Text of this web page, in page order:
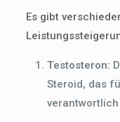
Es gibt
Testosteron:
Steroid, das
verantwortlich